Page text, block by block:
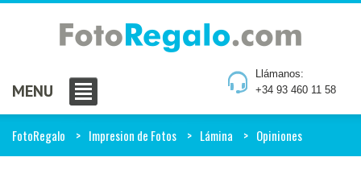
Llámanos:
+34 93 460 11 58
MENU
FotoRegalo Impresion de Fotos Lámina Opiniones